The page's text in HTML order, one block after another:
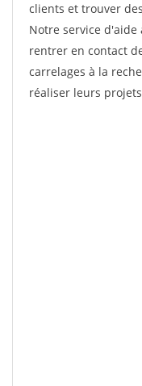
clients et trouver
Notre service
rentrer en contact
carrelages à la
réaliser leurs